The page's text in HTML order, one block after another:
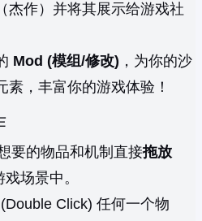
杰作）并将其展示给游戏社
Mod (模组/修改) ，为你的沙
素，丰富你的游戏体验！
要的物品和机制直接拖放
戏场景中。
Click) 任何一个物